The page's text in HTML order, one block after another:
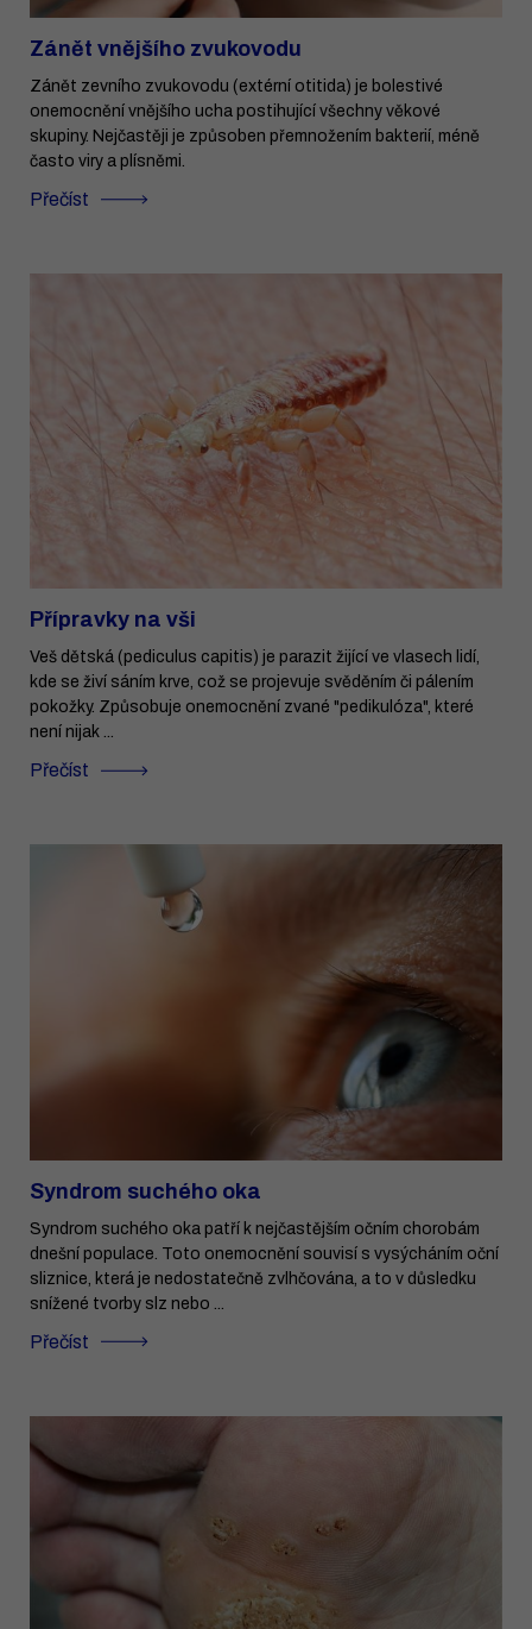
Zánět vnějšího zvukovodu
Zánět zevního zvukovodu (extérní otitida) je bolestivé
onemocnění vnějšího ucha postihující všechny věkové
skupiny. Nejčastěji je způsoben přemnožením bakterií, méně
často viry a plísněmi.
Přečíst
Přípravky na vši
Veš dětská (pediculus capitis) je parazit žijící ve vlasech lidí,
kde se živí sáním krve, což se projevuje svěděním či pálením
pokožky. Způsobuje onemocnění zvané "pedikulóza", které
není nijak ...
Přečíst
Syndrom suchého oka
Syndrom suchého oka patří k nejčastějším očním chorobám
dnešní populace. Toto onemocnění souvisí s vysýcháním oční
sliznice, která je nedostatečně zvlhčována, a to v důsledku
snížené tvorby slz nebo ...
Přečíst